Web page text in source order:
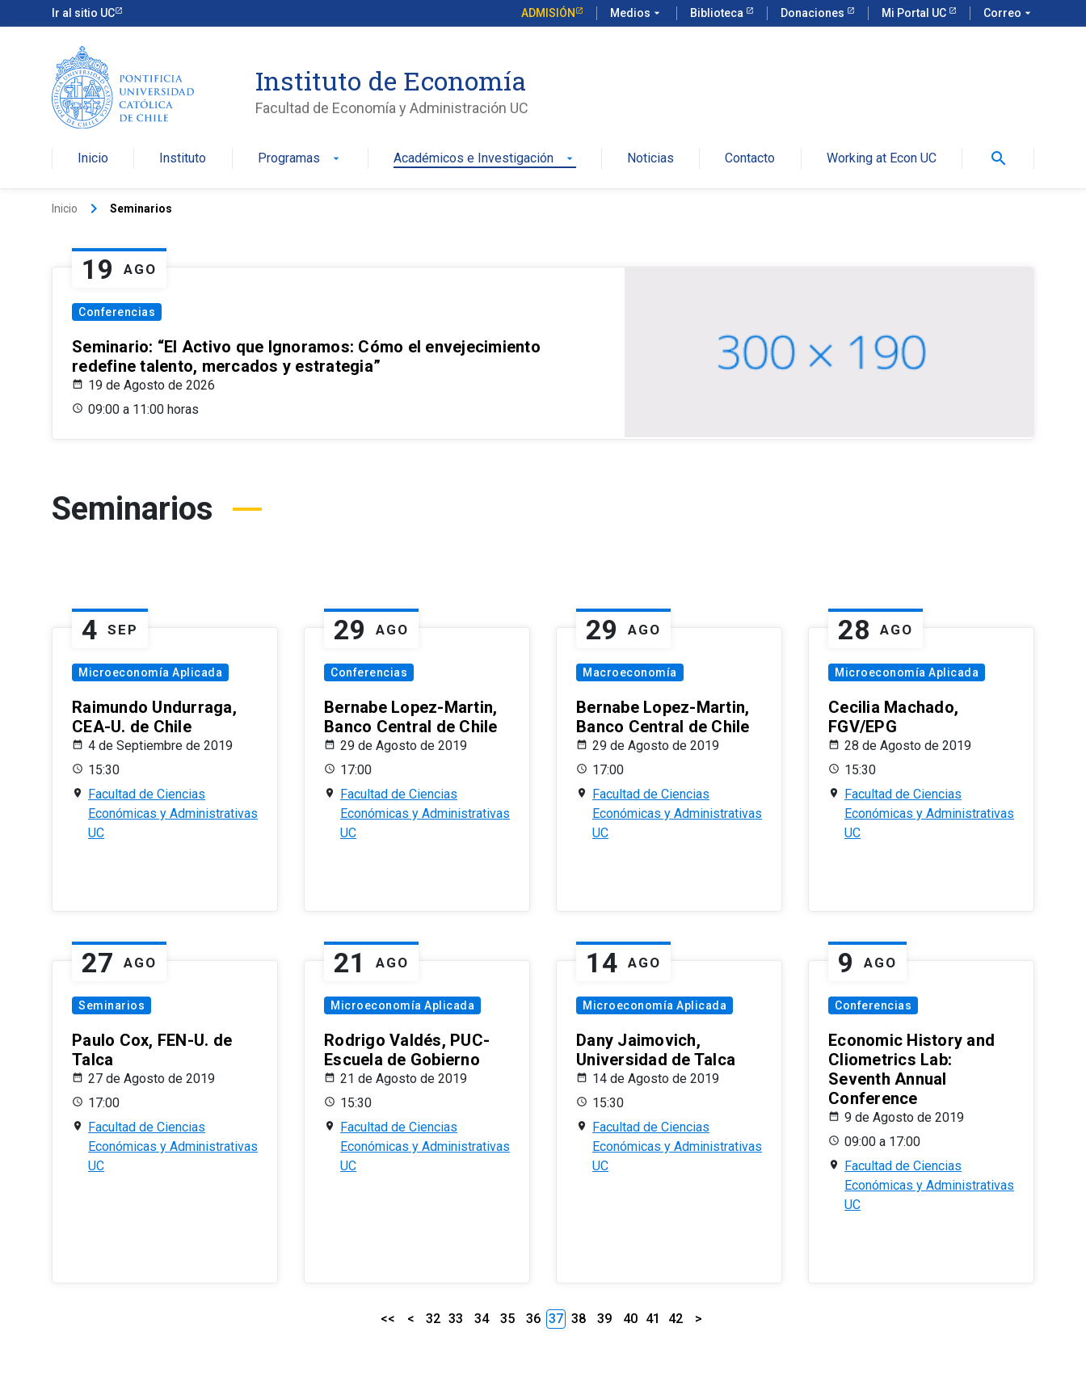
Ir al sitio UC ADMISIÓN Medios arrow_drop_down Biblioteca Donaciones Mi Portal UC Correo arrow_drop_down
Instituto de Economía
Facultad de Economía y Administración UC
Inicio Instituto Programas arrow_drop_down Académicos e Investigación arrow_drop_down Noticias Contacto Working at Econ UC search
Inicio keyboard_arrow_right Seminarios
19 AGO
Conferencias
Seminario: “El Activo que Ignoramos: Cómo el envejecimiento
redefine talento, mercados y estrategia”
19 de Agosto de 2026
09:00 a 11:00 horas
Seminarios
4 SEP
Microeconomía Aplicada
Raimundo Undurraga,
CEA-U. de Chile
4 de Septiembre de 2019
15:30
Facultad de Ciencias
Económicas y Administrativas
UC
29 AGO
Conferencias
Bernabe Lopez-Martin,
Banco Central de Chile
29 de Agosto de 2019
17:00
Facultad de Ciencias
Económicas y Administrativas
UC
29 AGO
Macroeconomía
Bernabe Lopez-Martin,
Banco Central de Chile
29 de Agosto de 2019
17:00
Facultad de Ciencias
Económicas y Administrativas
UC
28 AGO
Microeconomía Aplicada
Cecilia Machado,
FGV/EPG
28 de Agosto de 2019
15:30
Facultad de Ciencias
Económicas y Administrativas
UC
27 AGO
Seminarios
Paulo Cox, FEN-U. de
Talca
27 de Agosto de 2019
17:00
Facultad de Ciencias
Económicas y Administrativas
UC
21 AGO
Microeconomía Aplicada
Rodrigo Valdés, PUC-
Escuela de Gobierno
21 de Agosto de 2019
15:30
Facultad de Ciencias
Económicas y Administrativas
UC
14 AGO
Microeconomía Aplicada
Dany Jaimovich,
Universidad de Talca
14 de Agosto de 2019
15:30
Facultad de Ciencias
Económicas y Administrativas
UC
9 AGO
Conferencias
Economic History and
Cliometrics Lab:
Seventh Annual
Conference
9 de Agosto de 2019
09:00 a 17:00
Facultad de Ciencias
Económicas y Administrativas
UC
<< < 32 33 34 35 36 37 38 39 40 41 42 >